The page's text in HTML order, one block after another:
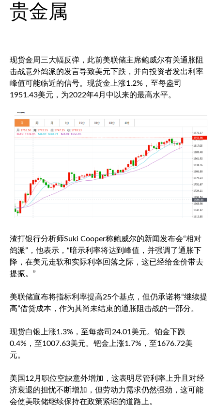
贵金属
现货金周三大幅反弹，此前美联储主席鲍威尔有关通胀阻
击战意外鸽派的发言导致美元下跌，并向投资者发出利率
峰值可能临近的信号。现货金上涨1.2%，至每盎司
1951.43美元，为2022年4月中以来的最高水平。
渣打银行分析师Suki Cooper称鲍威尔的新闻发布会“相对
鸽派”，他表示，“暗示利率将达到峰值，并强调了通胀下
降，在美元走软和实际利率回落之际，这已经给金价带去
提振。”
美联储宣布将指标利率提高25个基点，但仍承诺将“继续提
高”借贷成本，作为其尚未结束的通胀阻击战的一部分。
现货白银
上涨1.3%，至每盎司24.01美元。铂金下跌
0.4%，至1007.63美元。钯金上涨1.7%，至1676.72美
元。
美国12月职位空缺意外增加，这表明尽管利率上升且对经
济衰退的担忧不断增加，但劳动力需求仍然强劲，这可能
会使美联储继续保持在政策紧缩的道路上。